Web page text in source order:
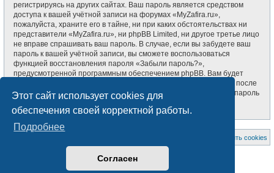
Этот сайт использует cookies для
обеспечения своей корректной работы.
Подробнее
Согласен
регистрируясь на других сайтах. Ваш пароль является средством
доступа к вашей учётной записи на форумах «MyZafira.ru»,
пожалуйста, храните его в тайне, ни при каких обстоятельствах ни
представители «MyZafira.ru», ни phpBB Limited, ни другое третье лицо
не вправе спрашивать ваш пароль. В случае, если вы забудете ваш
пароль к вашей учётной записи, вы сможете воспользоваться
функцией восстановления пароля «Забыли пароль?»,
предусмотренной программным обеспечением phpBB. Вам будет
необходимо ввести ваше имя пользователя и ваш адрес email, после
чего программное обеспечение phpBB сгенерирует вам новый пароль
для вашей учётной записи.
Удалить cookies
Создано на основе